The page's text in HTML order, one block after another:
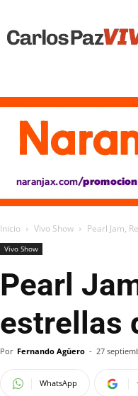
Vivo
Inicio Vivo Show Pearl Jam,
Vivo Show
Pearl
estrellas
Por Fernando Agüero - 27
WhatsApp